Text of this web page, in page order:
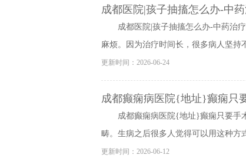
成都医院|孩子抽搐怎么办-中
成都医院|孩子抽搐怎么办-中药治
麻烦。因为治疗时间长，很多病人坚持
更新时间：2026-06-24
成都癫痫病医院{地址}癫痫只
成都癫痫病医院{地址}癫痫只要手
畴。生病之后很多人觉得可以用这种方
更新时间：2026-06-12